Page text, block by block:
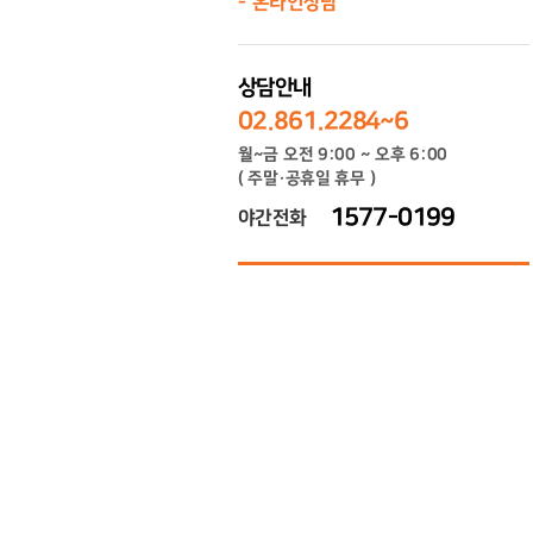
상담안내
02.861.2284~6
월~금 오전 9:00 ~ 오후 6:00
( 주말·공휴일 휴무 )
야간전화 1577-0199